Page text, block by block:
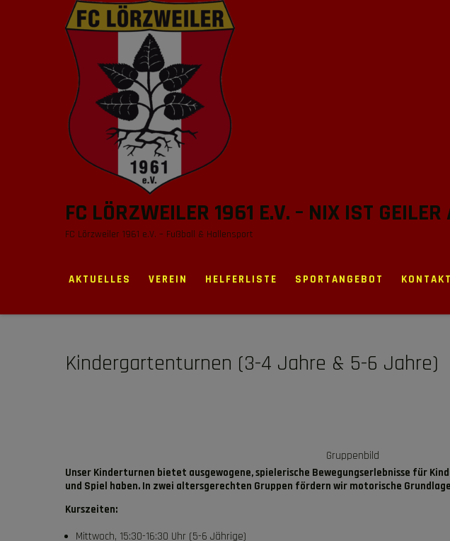
FC LÖRZWEILER 1961 E.V. – NIX IST
FC Lörzweiler 1961 e.V. – Fußball & Hallensport
AKTUELLES VEREIN HELFERLISTE SPORTANGEBOT KONTAKT
Kindergartenturnen (3-4 Jahre & 5-6 Jahre)
Gruppenbild
Unser Kinderturnen bietet ausgewogene, spielerische Bewegungserlebnisse für
und Spiel haben. In zwei altersgerechten Gruppen fördern wir motorische
Kurszeiten:
Mittwoch, 15:30-16:30 Uhr (5-6 Jährige)